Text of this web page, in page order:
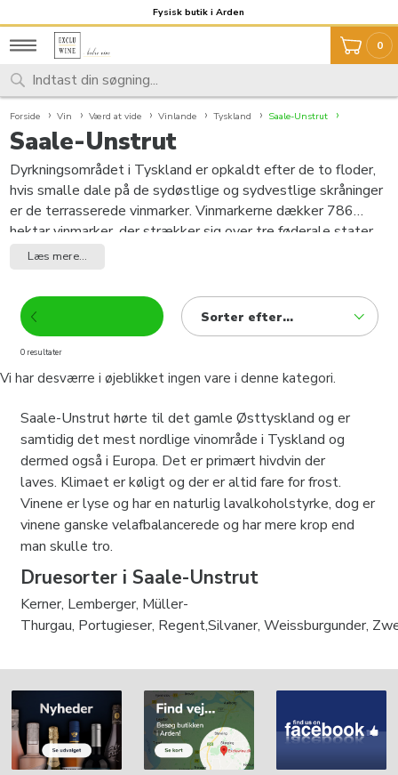
Fragt 59,- Fri fragt over 999,-
Fysisk butik i Arden
0
Forside Vin Værd at vide Vinlande Tyskland Saale-Unstrut
Saale-Unstrut
Dyrkningsområdet i Tyskland er opkaldt efter de to floder,
hvis smalle dale på de sydøstlige og sydvestlige skråninger
er de terrasserede vinmarker. Vinmarkerne dækker 786
hektar vinmarker, der strækker sig over tre føderale stater.
Over 90% af dem er i Sachsen-Anhalt, resten i Thüringen og
Vinavl har været praktiseret her i over tusind år. I en
gavehandling fra kejser Otto III. (980-1002), et barnebarn af
Charlemagne til Memleben-klosteret, bekræftes dette
skriftligt allerede i 998. Et andet dokument vidner om
vinmarker i området Mansfeld Lakes så tidligt som i 973.
1137 (i dag Pforta-klosteret) og anlagde i 1154 Pfortenser
Köppelberg, som stadig eksisterer i dag. Den gamle
vinfremstilling tradition bekræftes af en drue i byens arme i
byen Jena, hvor Friedrich Schiller University blev grundlagt i
1554. På det tidspunkt var de Thüringer vingårde omkring
10.000 hektar.
Læs mere...
Sorter efter...
0 resultater
Vi har desværre i øjeblikket ingen vare i denne kategori.
Saale-Unstrut hørte til det gamle Østtyskland og er
samtidig det mest nordlige vinområde i Tyskland og
dermed også i Europa. Det er primært hivdvin der
laves. Klimaet er køligt og der er altid fare for frost.
Vinene er lyse og har en naturlig lavalkoholstyrke, dog er
vinene ganske velafbalancerede og har mere krop end
man skulle tro.
Druesorter i Saale-Unstrut
Kerner, Lemberger, Müller-
Thurgau, Portugieser, Regent,Silvaner, Weissburgunder,